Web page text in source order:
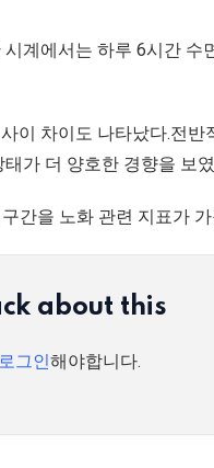
계에서는 하루 6시간 수
이 차이도 나타났다.전
가 더 양호한 경향을 보
간을 노화 관련 지표가
about this
로그인해야합니다.